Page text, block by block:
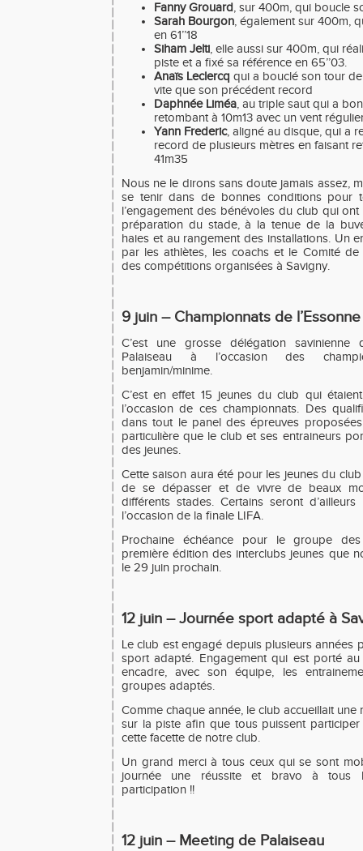
Fanny Grouard, sur 400m, qui boucle
Sarah Bourgon, également sur 400m,
en 61’’18
Siham Jelti, elle aussi sur 400m, qui
piste et a fixé sa référence en 65’’03.
Anaïs Leclercq qui a bouclé son tour de
vite que son précédent record
Daphnée Liméa, au triple saut qui a
retombant à 10m13 avec un vent
Yann Frederic, aligné au disque, qui a
record de plusieurs mètres en faisant
41m35
Nous ne le dirons sans doute jamais assez,
se tenir dans de bonnes conditions pour
l’engagement des bénévoles du club qui
préparation du stade, à la tenue de la
haies et au rangement des installations. Un
par les athlètes, les coachs et le Comité de
des compétitions organisées à Savigny.
9 juin – Championnats de
C’est une grosse délégation savinienne
Palaiseau à l’occasion des
benjamin/minime.
C’est en effet 15 jeunes du club qui
l’occasion de ces championnats. Des
dans tout le panel des épreuves
particulière que le club et ses entraineurs
des jeunes.
Cette saison aura été pour les jeunes du
de se dépasser et de vivre de beaux
différents stades. Certains seront
l’occasion de la finale LIFA.
Prochaine échéance pour le groupe
première édition des interclubs jeunes que
le 29 juin prochain.
12 juin – Journée sport adapté à
Le club est engagé depuis plusieurs années
sport adapté. Engagement qui est porté
encadre, avec son équipe, les
groupes adaptés.
Comme chaque année, le club accueillait
sur la piste afin que tous puissent
cette facette de notre club.
Un grand merci à tous ceux qui se sont
journée une réussite et bravo à tous
participation !!
12 juin – Meeting de Palaiseau